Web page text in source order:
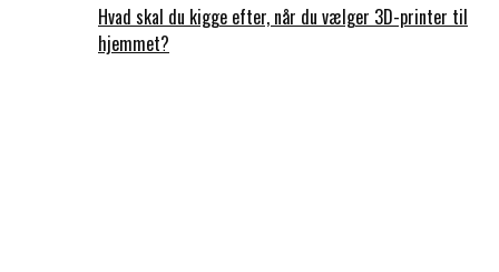
Hvad skal du kigge efter, når du vælger 3D-printer til
hjemmet?